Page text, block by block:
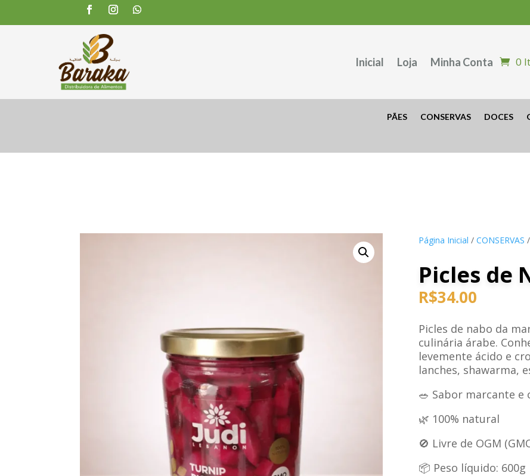
Inicial Loja Minha Conta 0
PÃES CONSERVAS DOCES
Página Inicial / CONSERVAS
Picles de
R$34.00
Picles de nabo da
culinária árabe.
levemente ácido e
lanches, shawarma,
🥗 Sabor marcante e
🌿 100% natural
🚫 Livre de OGM
📦 Peso líquido: 600g